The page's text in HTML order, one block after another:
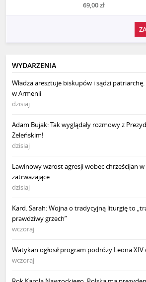
69,00 zł
WYDARZENIA
Władza aresztuje biskupów i sądzi patriarchę.
w Armenii
dzisiaj
Adam Bujak: Tak wyglądały rozmowy z
Żeleńskim!
dzisiaj
Lawinowy wzrost agresji wobec chrześcijan w
zatrważające
dzisiaj
Kard. Sarah: Wojna o tradycyjną liturgię to
prawdziwy grzech”
wczoraj
Watykan ogłosił program podróży Leona XIV
wczoraj